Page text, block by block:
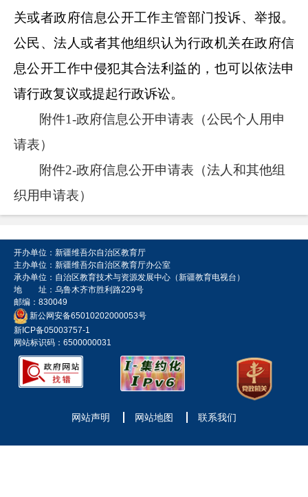
关或者政府信息公开工作主管部门投诉、举报。
公民、法人或者其他组织认为行政机关在政府信
息公开工作中侵犯其合法利益的，也可以依法申
请行政复议或提起行政诉讼。
附件1-政府信息公开申请表（公民个人用申
请表）
附件2-政府信息公开申请表（法人和其他组
织用申请表）
开办单位：新疆维吾尔自治区教育厅
主办单位：新疆维吾尔自治区教育厅办公室
承办单位：自治区教育技术与资源发展中心（新疆教育电视台）
地 址：乌鲁木齐市胜利路229号
邮编：830049
新公网安备65010202000053号
新ICP备05003757-1
网站标识码：6500000031
网站声明 网站地图 联系我们